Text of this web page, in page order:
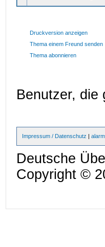
Druckversion anzeigen
Thema einem Freund senden
Thema abonnieren
Benutzer, die
Impressum / Datenschutz |
Deutsche
Copyright ©